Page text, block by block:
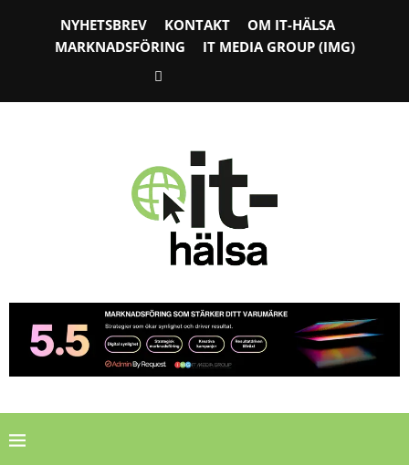
NYHETSBREV KONTAKT
OM IT-HÄLSA
MARKNADSFÖRING
IT MEDIA GROUP (IMG)